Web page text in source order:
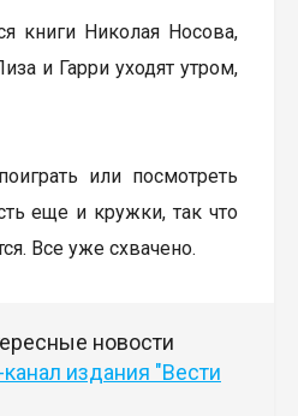
книги Николая Носова,
и Гарри уходят утром,
или посмотреть
еще и кружки, так что
Все уже схвачено.
новости
издания "Вести